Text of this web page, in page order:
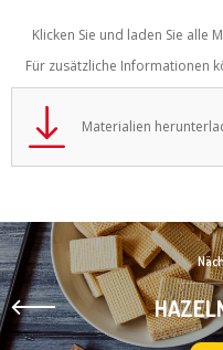
Klicken Sie und laden Sie alle
Für zusätzliche Informationen
Materialien